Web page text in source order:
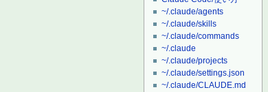
~/.claude/agents
~/.claude/skills
~/.claude/commands
~/.claude
~/.claude/projects
~/.claude/settings.json
~/.claude/CLAUDE.md